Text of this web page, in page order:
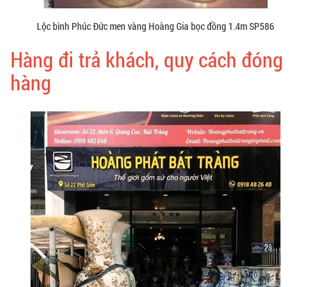
Lộc bình Phúc Đức men vàng Hoàng Gia bọc đồng 1.4m SP586
Hàng đi trả khách, quy cách đóng
hàng